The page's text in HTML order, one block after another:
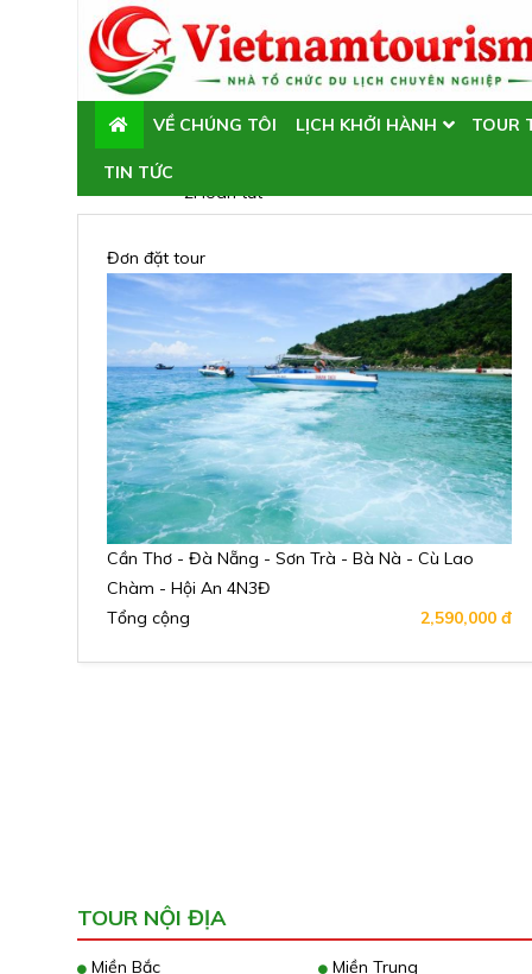
VỀ CHÚNG TÔI LỊCH KHỞI HÀNH TOUR
TIN TỨC
2Hoàn tất
Đơn đặt tour
Cần Thơ - Đà Nẵng - Sơn Trà - Bà Nà - Cù Lao
Chàm - Hội An 4N3Đ
Tổng cộng
2,590,000 đ
TOUR NỘI ĐỊA
Miền Bắc
Miền Trung